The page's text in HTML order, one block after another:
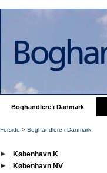
Boghandlere i Danmark
Forside > Boghandlere i Danmark
København K
København NV